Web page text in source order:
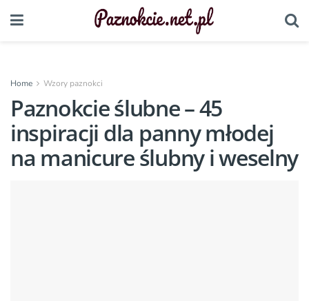
Home Wzory paznokci
Paznokcie ślubne – 45
inspiracji dla panny młodej
na manicure ślubny i weselny